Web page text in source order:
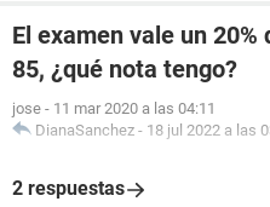
El examen vale un
85, ¿qué nota tengo?
jose - 11 mar 2020 a las 04:11
DianaSanchez - 18 jul 2022 a las
2 respuestas